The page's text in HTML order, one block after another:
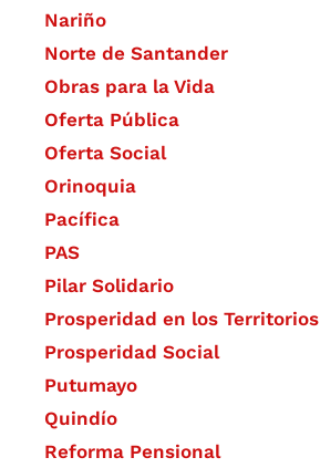
Nariño
Norte de Santander
Obras para la Vida
Oferta Pública
Oferta Social​​
Orinoquia
Pacífica
PAS
Pilar Solidario
Prosperidad en los Territorios
Prosperidad Social
Putumayo
Quindío
Reforma Pensional